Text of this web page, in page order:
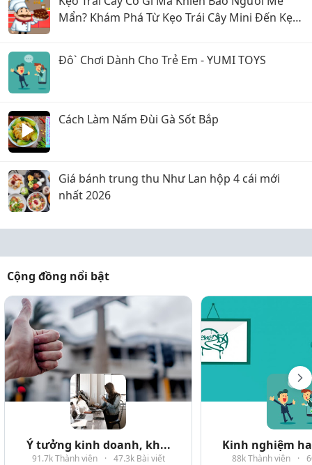
Mẩn? Khám Phá Từ Kẹo Trái Cây Mini Đến Kẹo
Đô` Chơi Dành Cho Trẻ Em - YUMI TOYS
Cách Làm Nấm Đùi Gà Sốt Bắp
Giá bánh trung thu Như Lan hộp 4 cái mới
nhất 2026
Cộng đồng nổi bật
Ý tưởng kinh doanh, kh...
91.7k Thành viên · 47.3k Bài viết
Kinh nghiệm
88k Thành viên ·